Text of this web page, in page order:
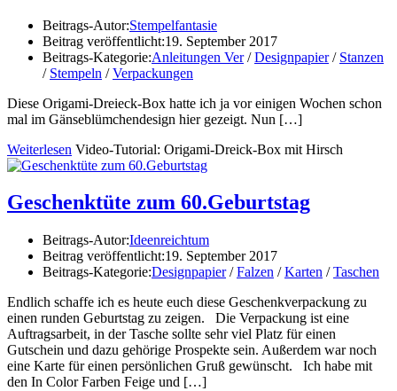
Beitrags-Autor:Stempelfantasie
Beitrag veröffentlicht:19. September 2017
Beitrags-Kategorie:Anleitungen Ver / Designpapier / Stanzen
/ Stempeln / Verpackungen
Diese Origami-Dreieck-Box hatte ich ja vor einigen Wochen schon
mal im Gänseblümchendesign hier gezeigt. Nun […]
Weiterlesen Video-Tutorial: Origami-Dreick-Box mit Hirsch
Geschenktüte zum 60.Geburtstag
Beitrags-Autor:Ideenreichtum
Beitrag veröffentlicht:19. September 2017
Beitrags-Kategorie:Designpapier / Falzen / Karten / Taschen
Endlich schaffe ich es heute euch diese Geschenkverpackung zu
einen runden Geburtstag zu zeigen. Die Verpackung ist eine
Auftragsarbeit, in der Tasche sollte sehr viel Platz für einen
Gutschein und dazu gehörige Prospekte sein. Außerdem war noch
eine Karte für einen persönlichen Gruß gewünscht. Ich habe mit
den In Color Farben Feige und […]